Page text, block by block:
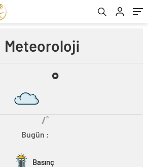
Meteoroloji
˚
/˚
Bugün :
Basınç